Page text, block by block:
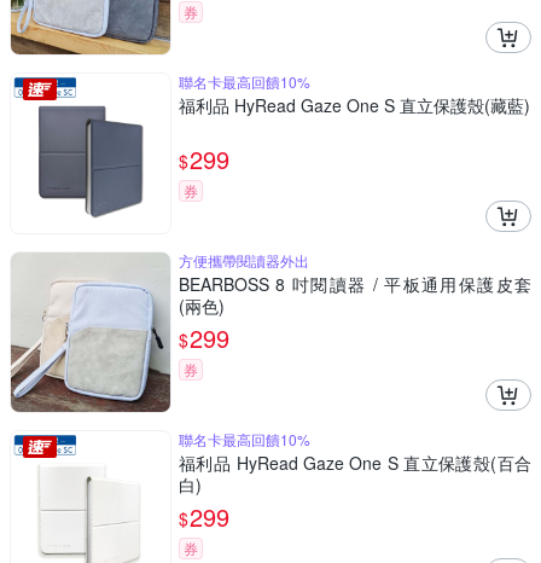
券
聯名卡最高回饋10%
福利品 HyRead Gaze One S 直立保護殼(藏藍)
$299
券
方便攜帶閱讀器外出
BEARBOSS 8 吋閱讀器 / 平板通用保護皮套
(兩色)
$299
券
聯名卡最高回饋10%
福利品 HyRead Gaze One S 直立保護殼(百合
白)
$299
券